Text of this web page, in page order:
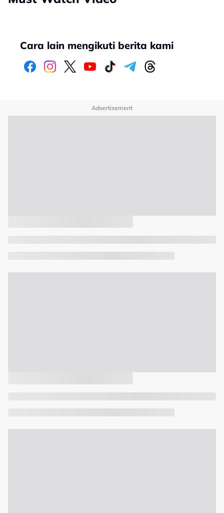
Cara lain mengikuti berita kami
Advertisement